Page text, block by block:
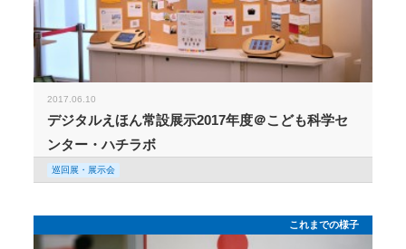
2017.06.10
デジタルえほん常設展示2017年度＠こども科学セ
ンター・ハチラボ
巡回展・展示会
これまでの様子